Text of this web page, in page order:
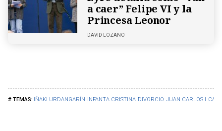
IÑAKI URDANGARÍN INFANTA CRISTINA DIVORCIO JUAN CARLOS I
a caer” Felipe VI y la
Princesa Leonor
DAVID LOZANO